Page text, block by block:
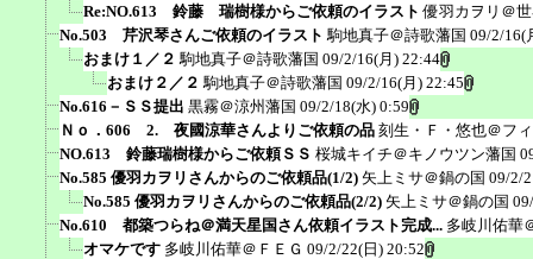
Re:NO.613 鈴藤 瑞樹様からご依頼のイラスト 優羽カヲリ＠
No.503 芹沢琴さんご依頼のイラスト 駒地真子＠詩歌藩国 09/2/16(
おまけ１／２ 駒地真子＠詩歌藩国 09/2/16(月) 22:44
おまけ２／２ 駒地真子＠詩歌藩国 09/2/16(月) 22:45
No.616－ＳＳ提出 黒霧＠涼州藩国 09/2/18(水) 0:59
Ｎｏ．606 2. 夜國涼華さんよりご依頼の品 刻生・Ｆ・悠也＠フ
NO.613 鈴藤瑞樹様からご依頼ＳＳ 桜城キイチ＠キノウツン藩国
No.585 優羽カヲリさんからのご依頼品(1/2) 矢上ミサ＠鍋の国 09/2/
No.585 優羽カヲリさんからのご依頼品(2/2) 矢上ミサ＠鍋の国
No.610 都築つらね＠満天星国さん依頼イラスト完成... 多岐川佑華
オマケです 多岐川佑華＠ＦＥＧ 09/2/22(日) 20:52